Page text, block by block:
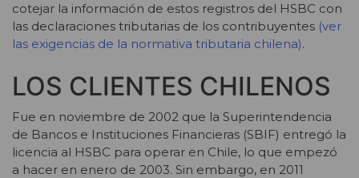
cotejar la información de estos registros del HSBC con
las declaraciones tributarias de los contribuyentes (ver
las exigencias de la normativa tributaria chilena).
LOS CLIENTES CHILENOS
Fue en noviembre de 2002 que la Superintendencia
de Bancos e Instituciones Financieras (SBIF) entregó la
licencia al HSBC para operar en Chile, lo que empezó
a hacer en enero de 2003. Sin embargo, en 2011